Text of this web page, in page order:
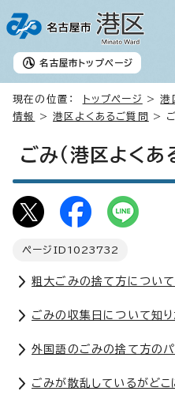
名古屋市 トップページ
現在の位置： トップページ >港
情報
>港区よくあるご質問 > ご
ごみ（港区よくあ
ページID 1023732
粗大ごみの捨て方について
ごみの収集日について知り
外国語のごみの捨て方のパ
ごみが散乱しているがどこ